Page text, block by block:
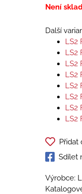
Není
Další
LS2
LS2
LS2
LS2
LS2
LS2
LS2
LS2
Přidat
Sdílet
Výrobce: